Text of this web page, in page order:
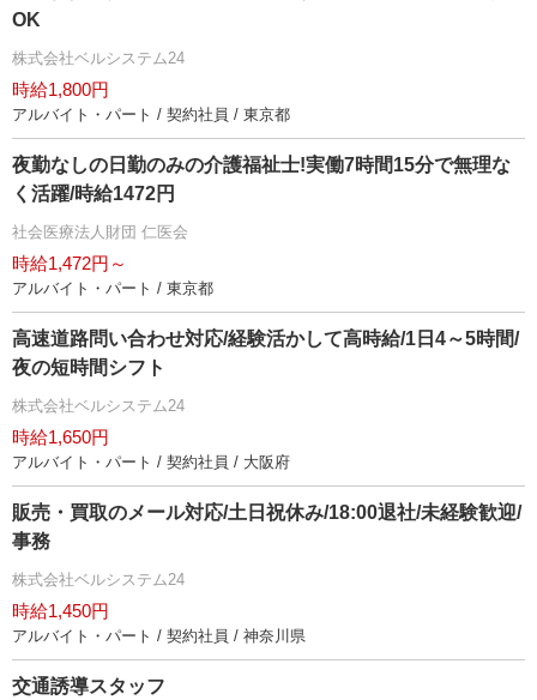
OK
株式会社ベルシステム24
時給1,800円
アルバイト・パート / 契約社員 / 東京都
夜勤なしの日勤のみの介護福祉士!実働7時間15分で無理な
く活躍/時給1472円
社会医療法人財団 仁医会
時給1,472円～
アルバイト・パート / 東京都
高速道路問い合わせ対応/経験活かして高時給/1日4～5時間/
夜の短時間シフト
株式会社ベルシステム24
時給1,650円
アルバイト・パート / 契約社員 / 大阪府
販売・買取のメール対応/土日祝休み/18:00退社/未経験歓迎/
事務
株式会社ベルシステム24
時給1,450円
アルバイト・パート / 契約社員 / 神奈川県
交通誘導スタッフ